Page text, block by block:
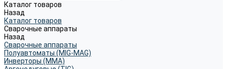
Каталог товаров
Назад
Каталог товаров
Сварочные аппараты
Назад
Сварочные аппараты
Полуавтоматы (MIG-MAG)
Инверторы (MMA)